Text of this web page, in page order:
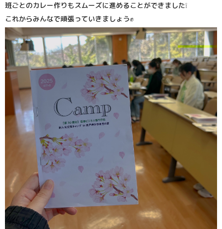
班ごとのカレー作りもスムーズに進めることができました❕
これからみんなで頑張っていきましょう✊